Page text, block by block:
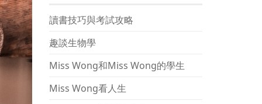
讀書技巧與考試攻略
趣談生物學
Miss Wong和Miss Wong的學生
Miss Wong看人生